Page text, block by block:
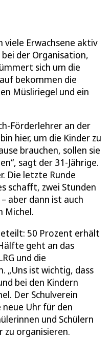
viele Erwachsene aktiv
der Organisation,
sich um die
bekommen die
Müsliriegel und ein
Förderlehrer an der
hier, um die Kinder zu
brauchen, sollen sie
sagt der 31-Jährige.
Die letzte Runde
schafft, zwei Stunden
aber dann ist auch
Michel.
50 Prozent erhält
geht an das
und die
„Uns ist wichtig, dass
bei den Kindern
Der Schulverein
Uhr für den
und Schülern
zu organisieren.